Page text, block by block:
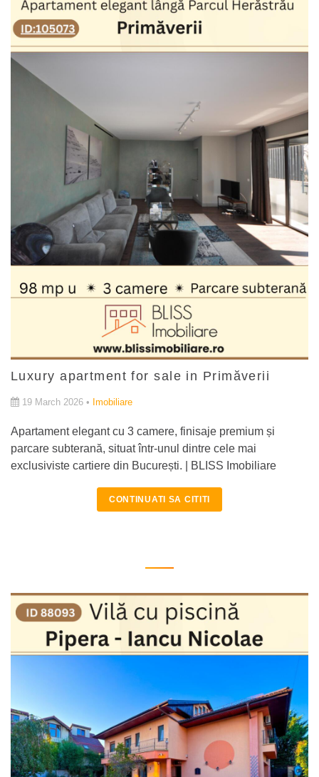
Luxury apartment for sale in Primăverii
19 March 2026 • Imobiliare
Apartament elegant cu 3 camere, finisaje premium și
parcare subterană, situat într-unul dintre cele mai
exclusiviste cartiere din București. | BLISS Imobiliare
CONTINUATI SA CITITI